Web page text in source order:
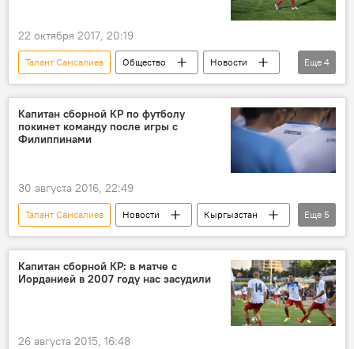
22 октября 2017, 20:19
Талант Самсалиев Общество
Новости
спорт
Кыргызстан
футбол
карьера
Еще 4
Капитан сборной КР по футболу
покинет команду после игры с
Филиппинами
30 августа 2016, 22:49
Талант Самсалиев Новости
Кыргызстан
спорт
Александр Крестинин
Азамат Байматов
футбол капитан
Еще 5
Капитан сборной КР: в матче с
Иорданией в 2007 году нас засудили
26 августа 2015, 16:48